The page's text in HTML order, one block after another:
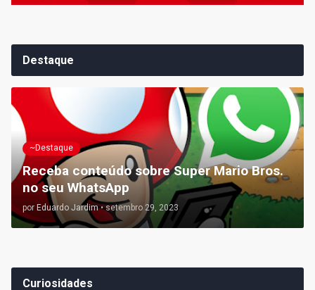
Destaque
~Destaque
Receba conteúdo sobre Super Mario Bros.
no seu WhatsApp
por Eduardo Jardim • setembro 29, 2023
Curiosidades